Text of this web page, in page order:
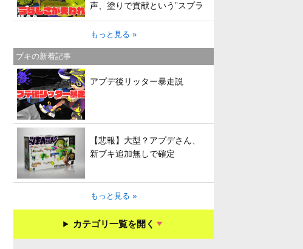
声、塗りで貢献という”スプラ
らしさ”は失われてしまうのか
もっと見る »
ブキの新着記事
アプデ後リッター暴走説
【悲報】大型？アプデさん、
新ブキ追加無しで確定
もっと見る »
カテゴリ一覧を開く